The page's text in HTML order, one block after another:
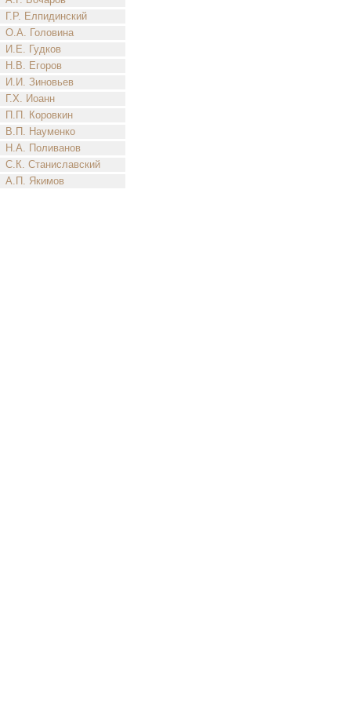
Г.Р. Елпидинский
О.А. Головина
И.Е. Гудков
Н.В. Егоров
И.И. Зиновьев
Г.Х. Иоанн
П.П. Коровкин
В.П. Науменко
Н.А. Поливанов
С.К. Станиславский
А.П. Якимов